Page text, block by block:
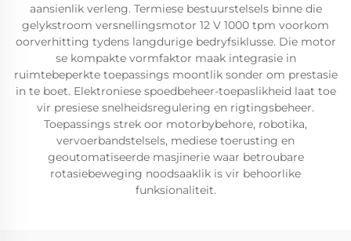
aansienlik verleng. Termiese bestuurstelsels binne die
gelykstroom versnellingsmotor 12 V 1000 tpm voorkom
oorverhitting tydens langdurige bedryfsiklusse. Die motor
se kompakte vormfaktor maak integrasie in
ruimtebeperkte toepassings moontlik sonder om prestasie
in te boet. Elektroniese spoedbeheer-toepaslikheid laat toe
vir presiese snelheidsregulering en rigtingsbeheer.
Toepassings strek oor motorbybehore, robotika,
vervoerbandstelsels, mediese toerusting en
geoutomatiseerde masjinerie waar betroubare
rotasiebeweging noodsaaklik is vir behoorlike
funksionaliteit.